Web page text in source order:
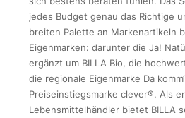
jedes Budget genau das Richtige
breiten Palette an Markenartikeln
Eigenmarken: darunter die Ja!
ergänzt um BILLA Bio, die
die regionale Eigenmarke Da
Preiseinstiegsmarke clever®. Als
Lebensmittelhändler bietet BILLA